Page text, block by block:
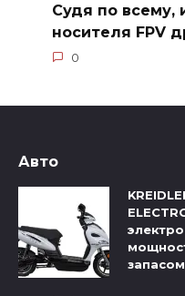
Судя по всему,
носителя FPV
0
Авто